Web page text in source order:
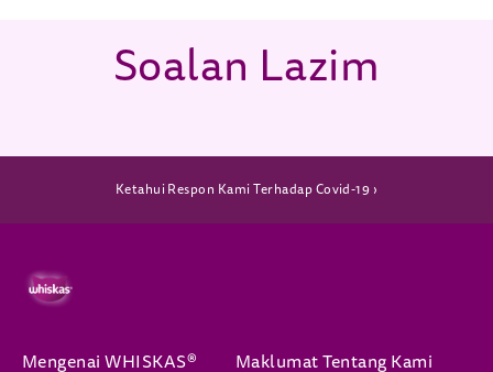
Soalan Lazim
Ketahui Respon Kami Terhadap Covid-19 ›
Mengenai WHISKAS®
Maklumat Tentang Kami